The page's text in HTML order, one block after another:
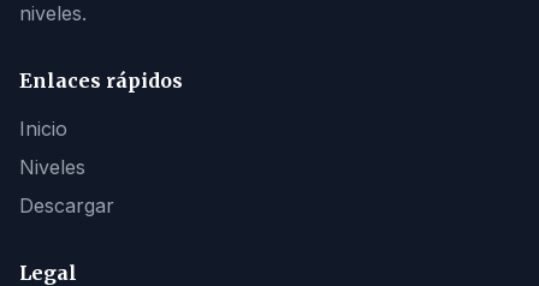
niveles.
Enlaces rápidos
Inicio
Niveles
Descargar
Legal